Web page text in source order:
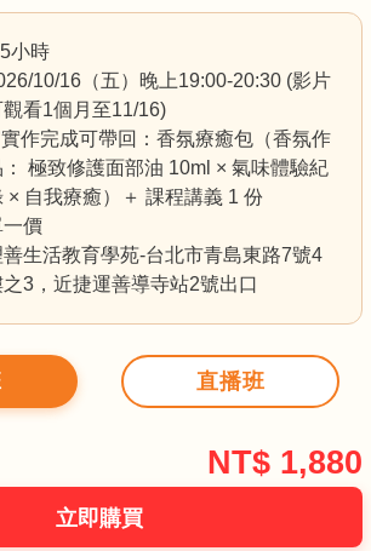
小時
10/16（五）晚上19:00-20:30 (影片
觀看1個月至11/16)
實作完成可帶回：香氛療癒包（香氛作
： 極致修護面部油 10ml × 氣味體驗紀
× 自我療癒）＋ 課程講義 1 份
一價
善生活教育學苑-台北市青島東路7號4
之3，近捷運善導寺站2號出口
直播班
NT$ 1,880